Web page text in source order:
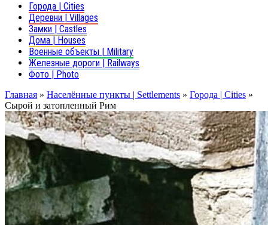
Города | Cities
Деревни | Villages
Замки | Castles
Дома | Houses
Военные объекты | Military
Железные дороги | Railways
Фото | Photo
Главная » Населённые пункты | Settlements » Города | Cities »
Сырой и затопленный Рим